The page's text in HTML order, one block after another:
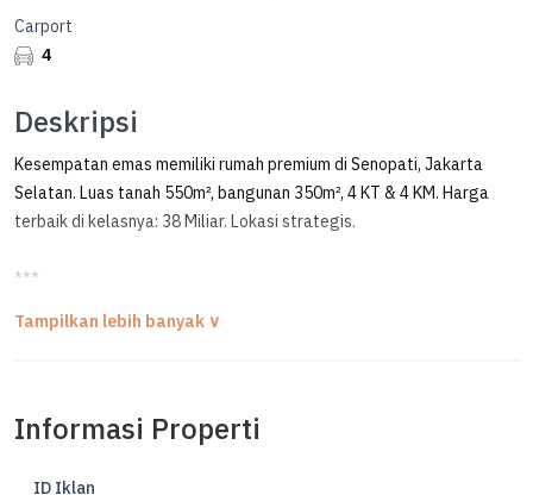
Carport
4
Deskripsi
Kesempatan emas memiliki rumah premium di Senopati, Jakarta
Selatan. Luas tanah 550m², bangunan 350m², 4 KT & 4 KM. Harga
terbaik di kelasnya: 38 Miliar. Lokasi strategis.
***
SENOPATI AREA - KEBAYORAN BARU, JAKARTA SELATAN
PRIME AREA, JALAN LEBAR
Informasi Properti
ID Iklan